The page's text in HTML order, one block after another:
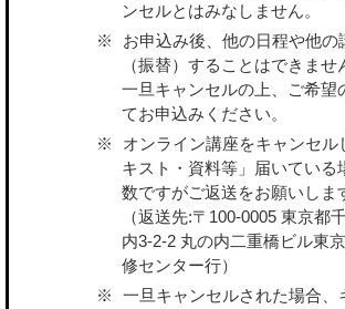
ンセルとはみなしません。
お申込み後、他の日程や他の
（振替）することはできませ
一旦キャンセルの上、ご希望
てお申込みください。
オンライン講座をキャンセル
キスト・資料等」届いている
数ですがご返送をお願いしま
（返送先:〒100-0005 東京都
内3-2-2 丸の内二重橋ビル東
修センター行）
一旦キャンセルされた場合、